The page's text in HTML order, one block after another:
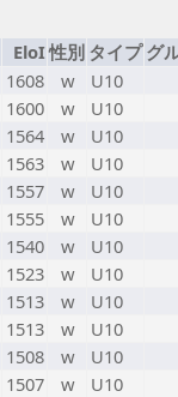
EloI性別 タイプ グ
1608 w
U10
1600 w
U10
1564 w
U10
1563 w
U10
1557 w
U10
1555 w
U10
1540 w
U10
1523 w
U10
1513 w
U10
1513 w
U10
1508 w
U10
1507 w
U10